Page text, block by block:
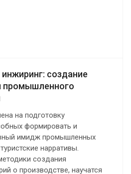
создание
промышленного
на подготовку
формировать и
имидж промышленных
нарративы.
создания
о производстве, научатся